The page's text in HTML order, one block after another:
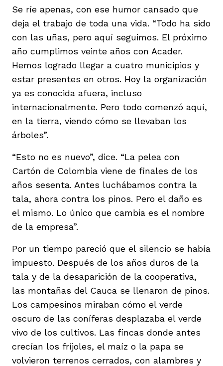
Se ríe apenas, con ese humor cansado que
deja el trabajo de toda una vida. “Todo ha sido
con las uñas, pero aquí seguimos. El próximo
año cumplimos veinte años con Acader.
Hemos logrado llegar a cuatro municipios y
estar presentes en otros. Hoy la organización
ya es conocida afuera, incluso
internacionalmente. Pero todo comenzó aquí,
en la tierra, viendo cómo se llevaban los
árboles”.
“Esto no es nuevo”, dice. “La pelea con
Cartón de Colombia viene de finales de los
años sesenta. Antes luchábamos contra la
tala, ahora contra los pinos. Pero el daño es
el mismo. Lo único que cambia es el nombre
de la empresa”.
Por un tiempo pareció que el silencio se había
impuesto. Después de los años duros de la
tala y de la desaparición de la cooperativa,
las montañas del Cauca se llenaron de pinos.
Los campesinos miraban cómo el verde
oscuro de las coníferas desplazaba el verde
vivo de los cultivos. Las fincas donde antes
crecían los fríjoles, el maíz o la papa se
volvieron terrenos cerrados, con alambres y